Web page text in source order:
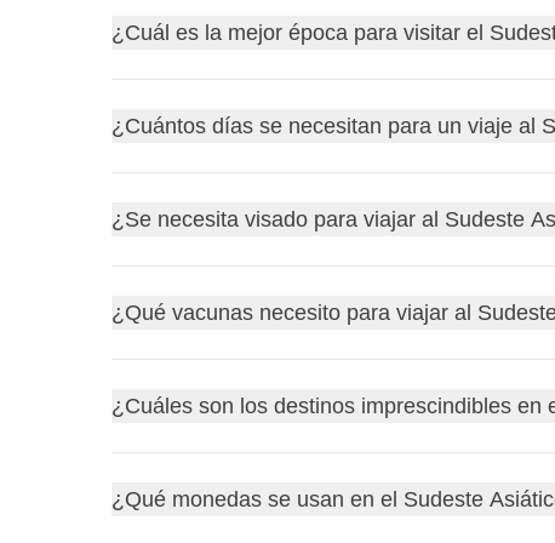
¿Cuál es la mejor época para visitar el
De noviembre a febrero , la temporada seca y
¿Cuántos días se necesitan para un viaje al
Con 10-14 días es suficiente para un solo país
¿Se necesita visado para viajar al Sudeste
Muchos países, como Tailandia Malasia y
¿Qué vacunas necesito para viajar al
Se recomiendan la hepatitis A y B y el tifus ; en
¿Cuáles son los destinos imprescindibles en
Entre las experiencias más populares están:
¿Qué monedas se usan en el Sudeste